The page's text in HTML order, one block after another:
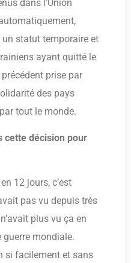
dans l’Union
statut temporaire et
ayant quitté le
prise par
des pays
tout le monde.
cette décision pour
12 jours, c’est
pas vu depuis très
plus vu ça en
guerre mondiale.
si facilement et sans